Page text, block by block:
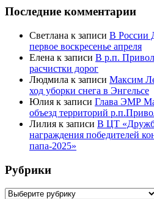
Последние комментарии
Светлана к записи В России
первое воскресенье апреля
Елена к записи В р.п.
расчистки дорог
Людмила к записи Максим
ход уборки снега в Энгельсе
Юлия к записи Глава ЭМР
объезд территорий
Лилия к записи В ЦТ
награждения победителей
папа-2025»
Рубрики
Рубрики